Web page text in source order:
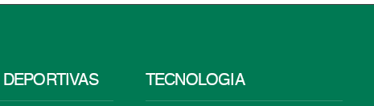
TECNOLOGÍA